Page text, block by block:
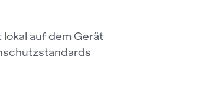
auf dem Gerät